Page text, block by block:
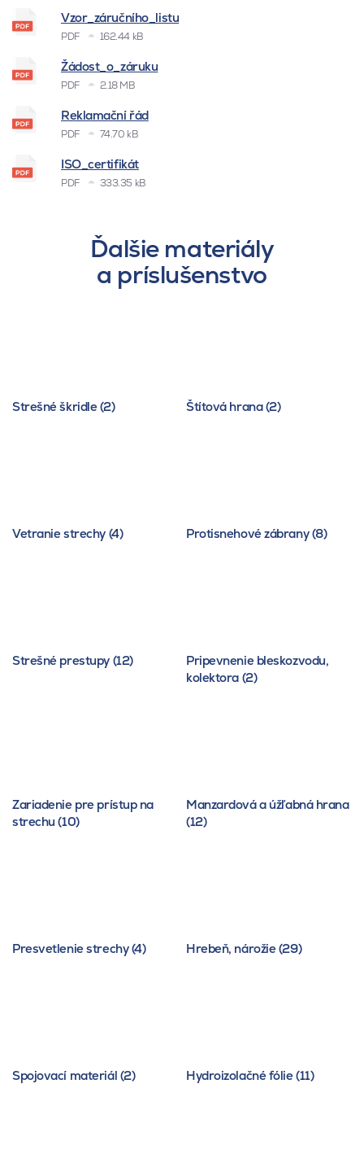
Vzor_záručního_listu
PDF 162.44 kB
Žádost_o_záruku
PDF 2.18 MB
Reklamační řád
PDF 74.70 kB
ISO_certifikát
PDF 333.35 kB
Ďalšie materiály
a príslušenstvo
Strešné škridle (2) Štítová hrana (2)
Vetranie strechy (4) Protisnehové zábrany (8)
Strešné prestupy (12)
Pripevnenie bleskozvodu,
kolektora (2)
Zariadenie pre prístup na
strechu (10)
Manzardová a úžľabná hrana
(12)
Presvetlenie strechy (4) Hrebeň, nárožie (29)
Spojovací materiál (2) Hydroizolačné fólie (11)